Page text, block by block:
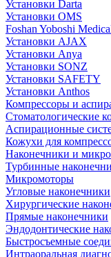
Установки Darta
Установки OMS
Foshan Yoboshi
Установки AJAX
Установки Anya
Установки SONZ
Установки SAFETY
Установки Anthos
Компрессоры и
Стоматологические
Аспирационные
Кожухи для
Наконечники и
Турбинные
Микромоторы
Угловые наконечники
Хирургические
Прямые наконечники
Эндодонтические
Быстросъемные
Интраоральная